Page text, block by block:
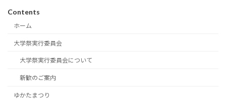
Contents
ホーム
大学祭実行委員会
大学祭実行委員会について
新歓のご案内
ゆかたまつり